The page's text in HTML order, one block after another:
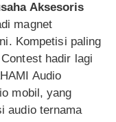
Aksesoris
magnet
Kompetisi paling
hadir lagi
Audio
mobil, yang
audio ternama